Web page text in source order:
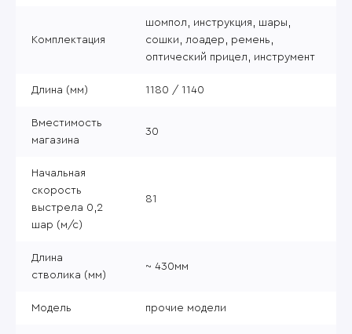
Комплектация
шомпол, инструкция, шары,
сошки, лоадер, ремень,
оптический прицел, инструмент
Длина (мм) 1180 / 1140
Вместимость
магазина
30
Начальная
скорость
выстрела 0,2
шар (м/с)
81
Длина
стволика (мм)
~ 430мм
Модель прочие модели